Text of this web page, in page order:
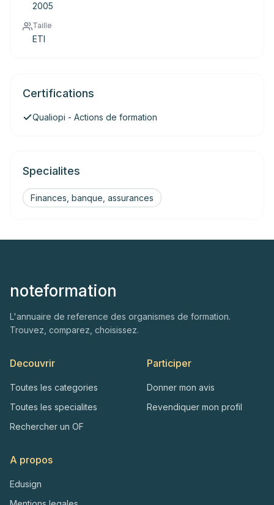
2005
Taille
ETI
Certifications
Qualiopi - Actions de formation
Specialites
Finances, banque, assurances
noteformation
L'annuaire de reference des organismes de formation.
Trouvez, comparez, choisissez.
Decouvrir
Toutes les categories
Toutes les specialites
Rechercher un OF
Participer
Donner mon avis
Revendiquer mon profil
A propos
Edusign